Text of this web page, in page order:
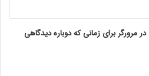
مرورگر برای زمانی که دوباره دیدگاهی